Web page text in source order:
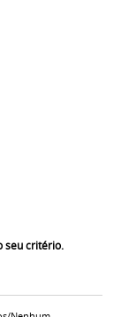
seu critério.